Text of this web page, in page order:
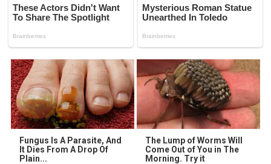
Fungus Is A Parasite, And
It Dies From A Drop Of
Plain...
The Lump of Worms Will
Come Out of You in The
Morning. Try it